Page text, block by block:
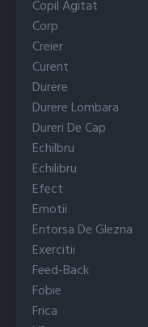
Copil Agitat
Corp
Creier
Curent
Durere
Durere Lombara
Dureri De Cap
Echilbru
Echilibru
Efect
Emotii
Entorsa De Glezna
Exercitii
Feed-Back
Fobie
Frica